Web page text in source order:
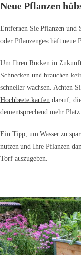
Neue Pflanzen
Entfernen Sie Pflanzen und
oder Pflanzengeschäft neue
Um Ihren Rücken in
Schnecken und brauchen
schneller wachsen. Achten
Hochbeete kaufen darauf,
dementsprechend mehr
Ein Tipp, um Wasser zu
nutzen und Ihre Pflanzen
Torf auszugeben.